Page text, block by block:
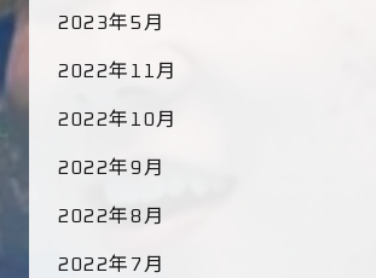
2023年5月
2022年11月
2022年10月
2022年9月
2022年8月
2022年7月